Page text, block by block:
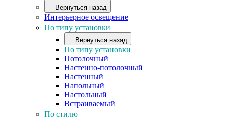
Вернуться назад
Интерьерное освещение
По типу установки
Вернуться назад
По типу установки
Потолочный
Настенно-потолочный
Настенный
Напольный
Настольный
Встраиваемый
По стилю